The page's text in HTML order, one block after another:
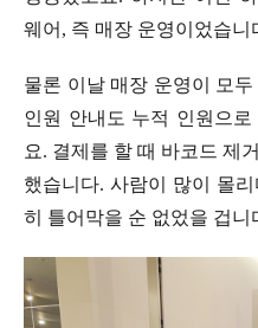
웨어, 즉 매장 운영이었습니
물론 이날 매장 운영이 모
인원 안내도 누적 인원으
요. 결제를 할 때 바코드 제
했습니다. 사람이 많이 몰
히 틀어막을 순 없었을 겁니